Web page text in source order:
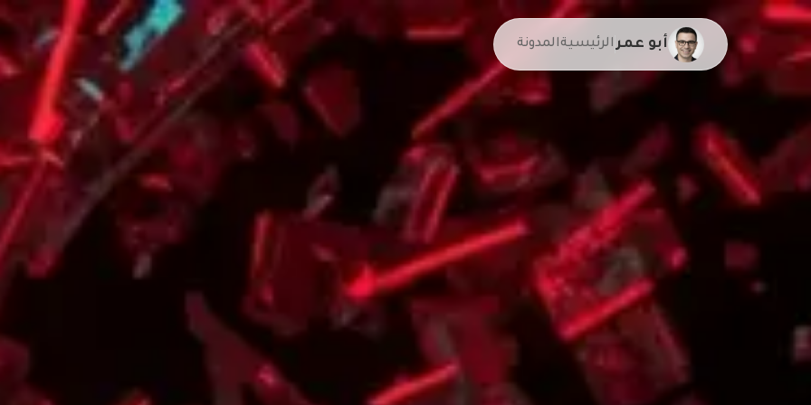
أبو عمرالرئيسيةالمدونة